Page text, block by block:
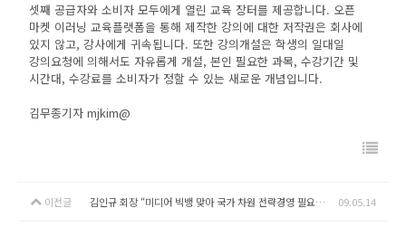
셋째 공급자와 소비자 모두에게 열린 교육 장터를 제공합니다. 오픈
마켓 이러닝 교육플랫폼을 통해 제작한 강의에 대한 저작권은 회사에
있지 않고, 강사에게 귀속됩니다. 또한 강의개설은 학생의 일대일
강의요청에 의해서도 자유롭게 개설, 본인 필요한 과목, 수강기간 및
시간대, 수강료를 소비자가 정할 수 있는 새로운 개념입니다.
김무종기자 mjkim@
이전글 김인규 회장 “미디어 빅뱅 맞아 국가 차원 전략경영 필요” (전자신문) 09.05.14